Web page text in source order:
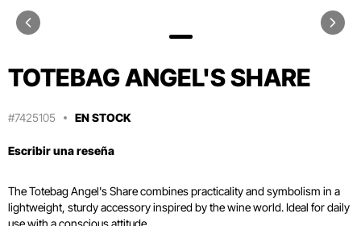
TOTEBAG ANGEL'S SHARE
#7425105 EN STOCK
Escribir una reseña
The Totebag Angel's Share combines practicality and symbolism in a
lightweight, sturdy accessory inspired by the wine world. Ideal for daily
use with a conscious attitude.